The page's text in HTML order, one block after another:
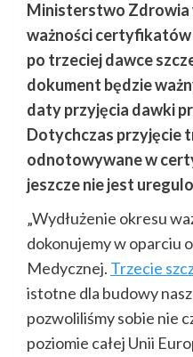
Ministerstwo Zdrowia
ważności
po trzeciej dawce
dokument będzie
daty przyjęcia dawki
Dotychczas przyjęcie
odnotowywane w
jeszcze nie jest
„Wydłużenie okresu
dokonujemy w oparciu
Medycznej. Trzecie
istotne dla budowy
pozwoliliśmy sobie nie
poziomie całej Unii